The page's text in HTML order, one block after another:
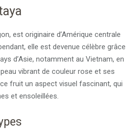
est originaire d’Amérique centrale
elle est devenue célèbre grâce
d’Asie, notamment au Vietnam, en
vibrant de couleur rose et ses
fruit un aspect visuel fascinant, qui
et ensoleillées.